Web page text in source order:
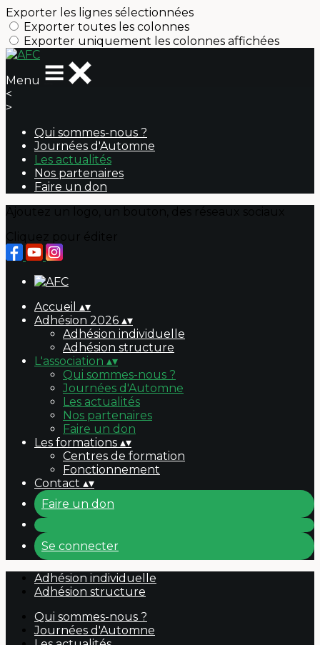
Exporter les lignes sélectionnées
Exporter toutes les colonnes
Exporter uniquement les colonnes affichées
Menu
<
>
Qui sommes-nous ?
Journées d'Automne
Les actualités
Nos partenaires
Faire un don
Accueil ▴▾
Adhésion 2026 ▴▾
Adhésion individuelle
Adhésion structure
L'association ▴▾
Qui sommes-nous ?
Journées d'Automne
Les actualités
Nos partenaires
Faire un don
Les formations ▴▾
Centres de formation
Fonctionnement
Contact ▴▾
Faire un don
Se connecter
Adhésion individuelle
Adhésion structure
Qui sommes-nous ?
Journées d'Automne